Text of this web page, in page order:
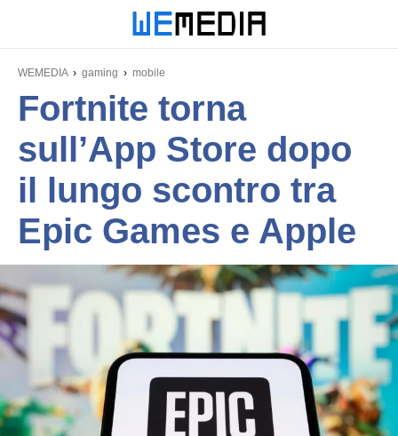
WEMEDIA gaming mobile
Fortnite torna
sull’App Store dopo
il lungo scontro tra
Epic Games e Apple